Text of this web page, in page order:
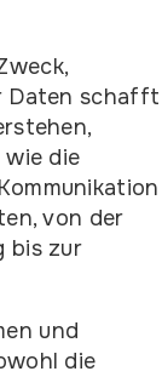
Daten schafft
die
von der
bis zur
und
die